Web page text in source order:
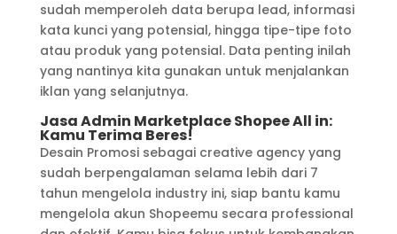
sudah memperoleh data berupa lead, informasi
kata kunci yang potensial, hingga tipe-tipe foto
atau produk yang potensial. Data penting inilah
yang nantinya kita gunakan untuk menjalankan
iklan yang selanjutnya.
Jasa Admin Marketplace Shopee All in:
Kamu Terima Beres!
Desain Promosi sebagai creative agency yang
sudah berpengalaman selama lebih dari 7
tahun mengelola industry ini, siap bantu kamu
mengelola akun Shopeemu secara professional